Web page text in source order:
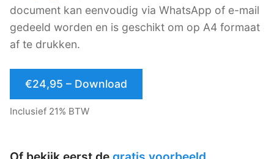
document kan eenvoudig via WhatsApp of e-mail
gedeeld worden en is geschikt om op A4 formaat
af te drukken.
€24,95 – Download
Inclusief 21% BTW